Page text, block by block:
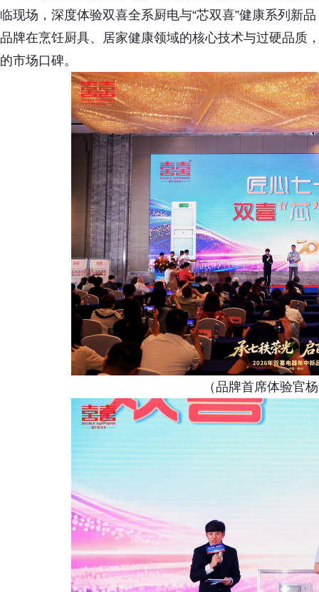
临现场，深度体验双喜全系厨电与“芯双喜”健康系列新
品牌在烹饪厨具、居家健康领域的核心技术与过硬品质
的市场口碑。
（品牌首席体验官